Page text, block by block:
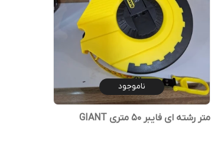
ناموجود
متر رشته ای فایبر 50 متری GIANT